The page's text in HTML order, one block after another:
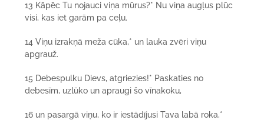
13 Kāpēc Tu nojauci viņa mūrus?* Nu viņa augļus plūc
visi, kas iet garām pa ceļu.
14 Viņu izrakņā meža cūka,* un lauka zvēri viņu
apgrauž.
15 Debespulku Dievs, atgriezies!* Paskaties no
debesīm, uzlūko un apraugi šo vīnakoku,
16 un pasargā viņu, ko ir iestādījusi Tava labā roka,*